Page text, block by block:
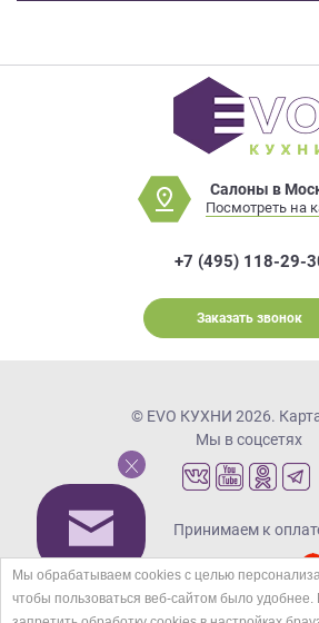
Салоны в
Посмотреть на
+7 (495) 118-29-
Заказать звонок
© EVO КУХНИ 2026.
Мы в соцсетях
Принимаем к
Кредиты и
Мы обрабатываем cookies с целью
чтобы пользоваться веб-сайтом было